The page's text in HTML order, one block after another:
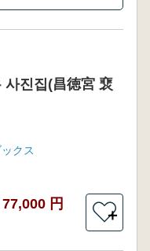
진집(昌徳宮 裵
クス
77,000 円
＋